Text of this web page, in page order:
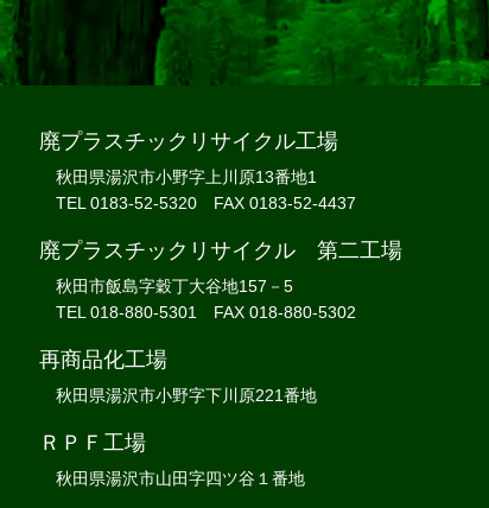
廃プラスチックリサイクル工場
秋田県湯沢市小野字上川原13番地1
TEL 0183-52-5320 FAX 0183-52-4437
廃プラスチックリサイクル 第二工場
秋田市飯島字穀丁大谷地157－5
TEL 018-880-5301 FAX 018-880-5302
再商品化工場
秋田県湯沢市小野字下川原221番地
ＲＰＦ工場
秋田県湯沢市山田字四ツ谷１番地